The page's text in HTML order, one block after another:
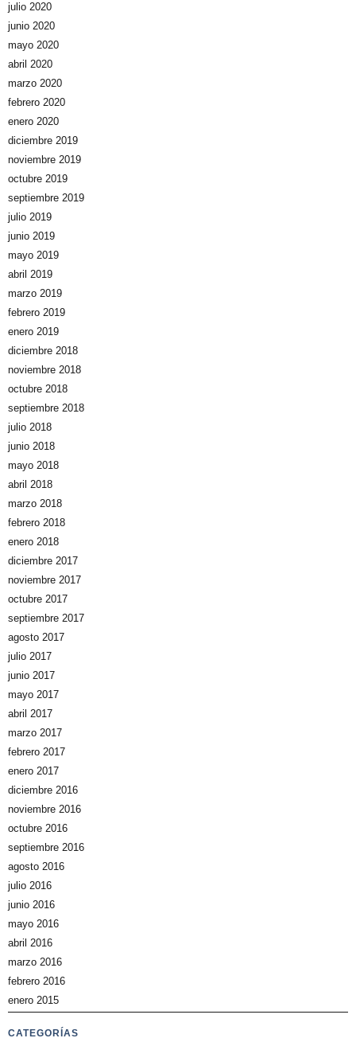
julio 2020
junio 2020
mayo 2020
abril 2020
marzo 2020
febrero 2020
enero 2020
diciembre 2019
noviembre 2019
octubre 2019
septiembre 2019
julio 2019
junio 2019
mayo 2019
abril 2019
marzo 2019
febrero 2019
enero 2019
diciembre 2018
noviembre 2018
octubre 2018
septiembre 2018
julio 2018
junio 2018
mayo 2018
abril 2018
marzo 2018
febrero 2018
enero 2018
diciembre 2017
noviembre 2017
octubre 2017
septiembre 2017
agosto 2017
julio 2017
junio 2017
mayo 2017
abril 2017
marzo 2017
febrero 2017
enero 2017
diciembre 2016
noviembre 2016
octubre 2016
septiembre 2016
agosto 2016
julio 2016
junio 2016
mayo 2016
abril 2016
marzo 2016
febrero 2016
enero 2015
CATEGORÍAS